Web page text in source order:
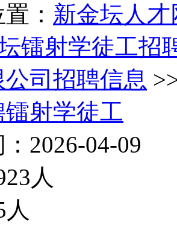
： 新金坛人才
镭射学徒工招
司招聘信息
射学徒工
2026-04-09
人